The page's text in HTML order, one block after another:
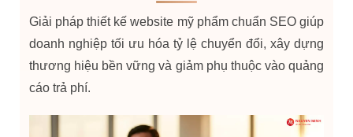
Giải pháp thiết kế website mỹ phẩm chuẩn SEO giúp
doanh nghiệp tối ưu hóa tỷ lệ chuyển đổi, xây dựng
thương hiệu bền vững và giảm phụ thuộc vào quảng
cáo trả phí.